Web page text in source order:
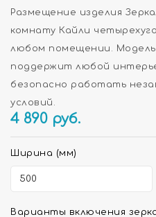
Размещение изделия
комнату Кайли
любом помещении. Модель
поддержит любой
безопасно работать
условий.
4 890 руб.
Ширина (мм)
Варианты включения